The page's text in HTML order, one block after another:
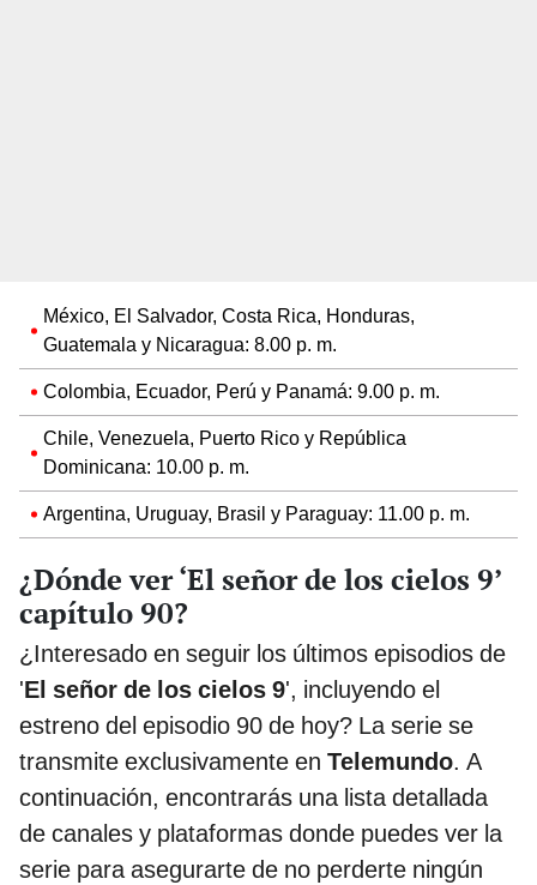
México, El Salvador, Costa Rica, Honduras,
Guatemala y Nicaragua: 8.00 p. m.
Colombia, Ecuador, Perú y Panamá: 9.00 p. m.
Chile, Venezuela, Puerto Rico y República
Dominicana: 10.00 p. m.
Argentina, Uruguay, Brasil y Paraguay: 11.00 p. m.
¿Dónde ver ‘El señor de los cielos 9’
capítulo 90?
¿Interesado en seguir los últimos episodios de
'El señor de los cielos 9', incluyendo el
estreno del episodio 90 de hoy? La serie se
transmite exclusivamente en Telemundo. A
continuación, encontrarás una lista detallada
de canales y plataformas donde puedes ver la
serie para asegurarte de no perderte ningún